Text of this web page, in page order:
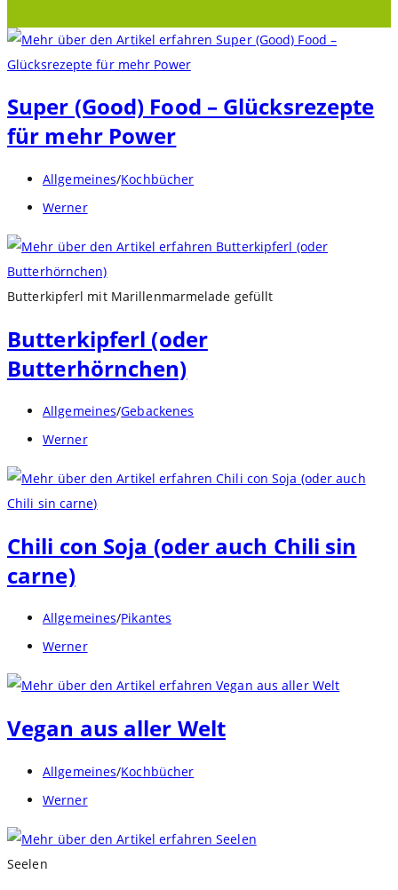
Super (Good) Food – Glücksrezepte
für mehr Power
Beitrags-
Kategorie:
Allgemeines/Kochbücher
Beitrags-
Werner
Butterkipferl mit Marillenmarmelade gefüllt
Butterkipferl (oder
Butterhörnchen)
Beitrags-
Kategorie:
Allgemeines/Gebackenes
Beitrags-
Werner
Chili con Soja (oder auch Chili sin
carne)
Beitrags-
Kategorie:
Allgemeines/Pikantes
Beitrags-
Werner
Vegan aus aller Welt
Beitrags-
Kategorie:
Allgemeines/Kochbücher
Beitrags-
Werner
Seelen